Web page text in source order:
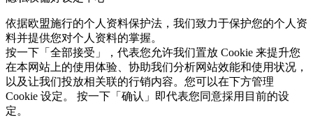
依据欧盟施行的个人资料保护法，我们致力于保护您的个人资
料并提供您对个人资料的掌握。
按一下「全部接受」，代表您允许我们置放 Cookie 来提升您
在本网站上的使用体验、协助我们分析网站效能和使用状况，
以及让我们投放相关联的行销内容。您可以在下方管理
Cookie 设定。 按一下「确认」即代表您同意採用目前的设
定。